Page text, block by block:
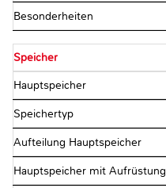
Besonderheiten
Speicher
Hauptspeicher
Speichertyp
Aufteilung Hauptspeicher
Hauptspeicher mit Aufrüstung